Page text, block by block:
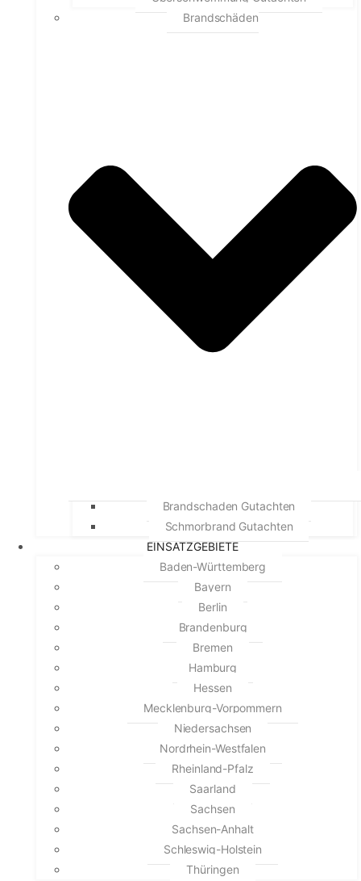
Brandschäden
Brandschaden Gutachten
Schmorbrand Gutachten
EINSATZGEBIETE
Baden-Württemberg
Bayern
Berlin
Brandenburg
Bremen
Hamburg
Hessen
Mecklenburg-Vorpommern
Niedersachsen
Nordrhein-Westfalen
Rheinland-Pfalz
Saarland
Sachsen
Sachsen-Anhalt
Schleswig-Holstein
Thüringen